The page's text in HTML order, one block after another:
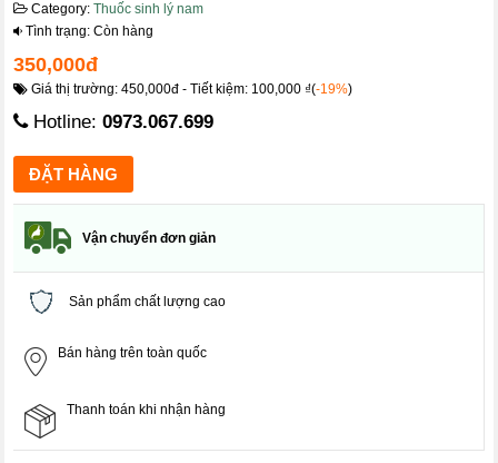
Category:Thuốc sinh lý nam
Tình trạng: Còn hàng
350,000đ
Giá thị trường: 450,000đ - Tiết kiệm: 100,000 ₫(-19%)
Hotline:0973.067.699
Vận chuyển đơn giản
Sản phẩm chất lượng cao
Bán hàng trên toàn quốc
Thanh toán khi nhận hàng